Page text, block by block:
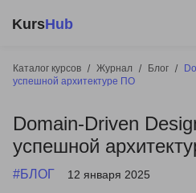
KursHub
Каталог курсов Журнал Блог
успешной архитектуре ПО
Domain-Driven
успешной
#БЛОГ 12 января 2025